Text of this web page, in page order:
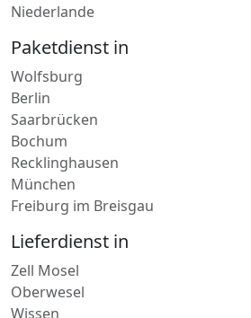
Wolfsburg
Saarbrücken
Bochum
Recklinghausen
München
Freiburg im Breisgau
Lieferdienst in
Zell Mosel
Wissen
Kandel-Pfalz
Bad Sobernheim
Kusel